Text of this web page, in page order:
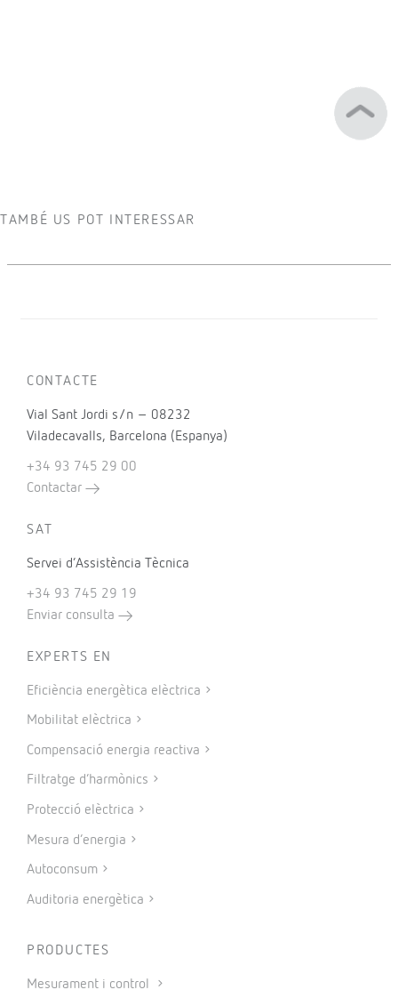
TAMBÉ US POT INTERESSAR
CONTACTE
Vial Sant Jordi s/n – 08232
Viladecavalls, Barcelona (Espanya)
+34 93 745 29 00
Contactar
SAT
Servei d’Assistència Tècnica
+34 93 745 29 19
Enviar consulta
EXPERTS EN
Eficiència energètica elèctrica
Mobilitat elèctrica
Compensació energia reactiva
Filtratge d’harmònics
Protecció elèctrica
Mesura d’energia
Autoconsum
Auditoria energètica
PRODUCTES
Mesurament i control